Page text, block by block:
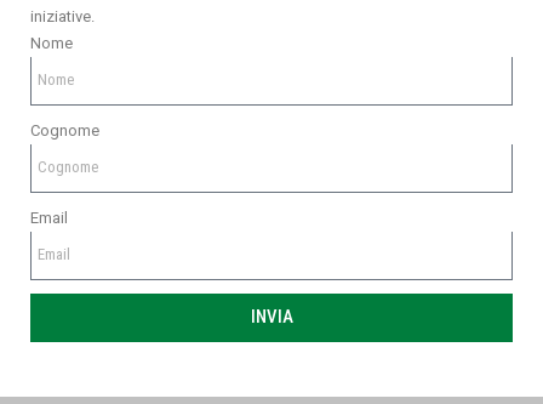
iniziative.
Nome
Cognome
Email
INVIA